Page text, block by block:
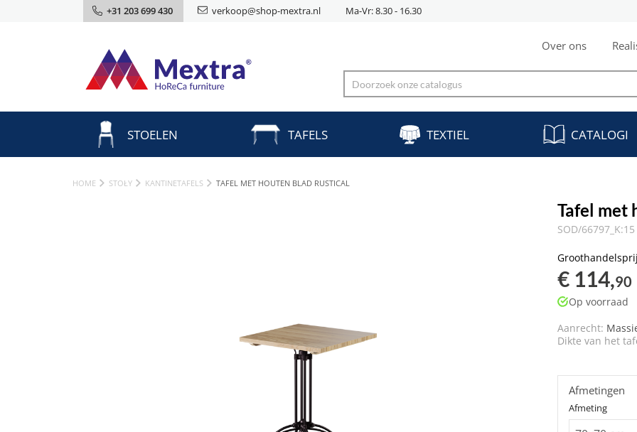
+31 203 699 430 verkoop@shop-mextra.nl Ma-Vr: 8.30 - 16.30
Over ons
STOELEN TAFELS TEXTIEL CATALOGI
HOME STOŁY KANTINETAFELS TAFEL MET HOUTEN BLAD RUSTICAL
Tafel met
SOD/
€ 114,90
Op voorraad
Aanrecht:
Dikte van het
Afmeting
Afmetingen